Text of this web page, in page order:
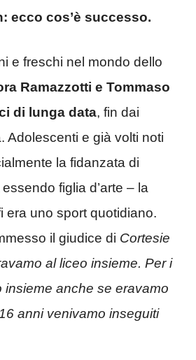
ecco cos’è successo.
e freschi nel mondo dello
Ramazzotti e Tommaso
di lunga data, fin dai
Adolescenti e già volti noti
la fidanzata di
figlia d’arte – la
era uno sport quotidiano.
il giudice di Cortesie
al liceo insieme. Per i
insieme anche se eravamo
anni venivamo inseguiti